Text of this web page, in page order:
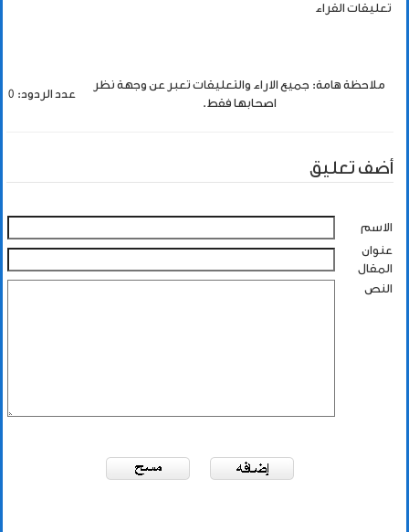
تعليقات القراء
ملاحظة هامة: جميع الاراء والتعليقات تعبر عن وجهة نظر
اصحابها فقط.
عدد الردود: 0
أضف تعليق
الاسم
عنوان
المقال
النص